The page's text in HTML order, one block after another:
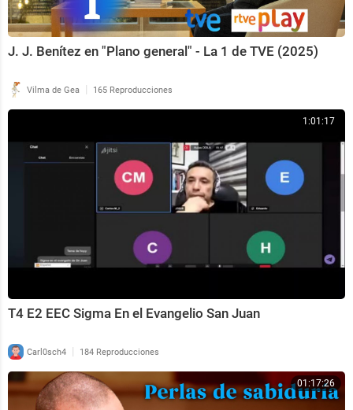
J. J. Benítez en "Plano general" - La 1 de TVE (2025)
Vilma de Gea | 165 Reproducciones
1:01:17
T4 E2 EEC Sigma En el Evangelio San Juan
Carl0sch4 | 184 Reproducciones
01:17:26